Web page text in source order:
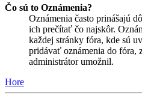
Čo sú to Oznámenia?
Oznámenia často prinášajú
ich prečítať čo najskôr.
každej stránky fóra, kde sú
pridávať oznámenia do fóra,
administrátor umožnil.
Hore